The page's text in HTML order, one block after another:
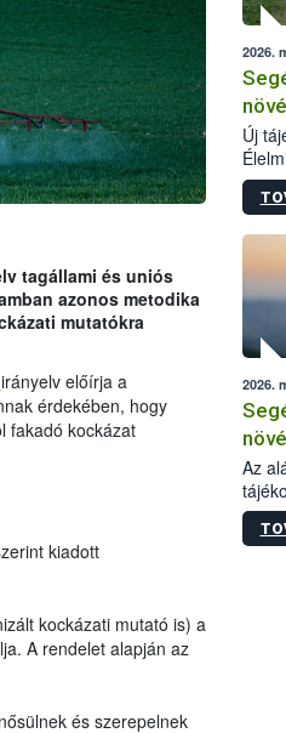
tagállami és uniós
azonos metodika
mutatókra
irányelv előírja a
érdekében, hogy
fakadó kockázat
kiadott
kockázati mutató is) a
A rendelet alapján az
és szerepelnek
2026.
Új
2026.
Az